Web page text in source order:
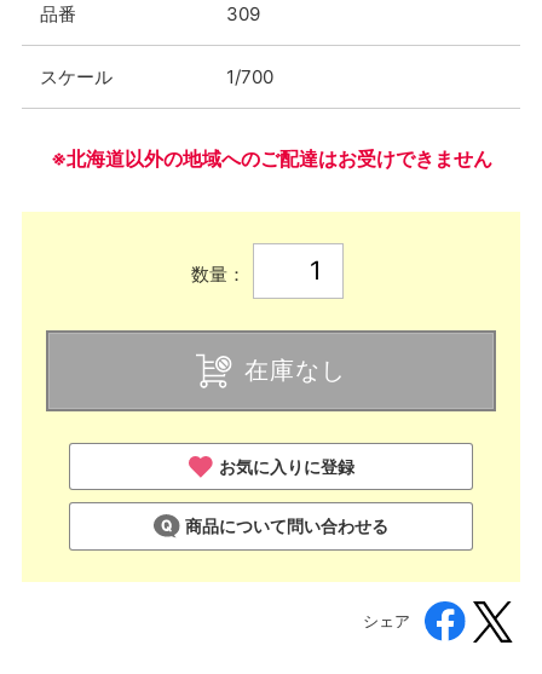
品番 309
スケール 1/700
※北海道以外の地域へのご配達はお受けできません
数量：
在庫なし
お気に入りに登録
商品について問い合わせる
シェア